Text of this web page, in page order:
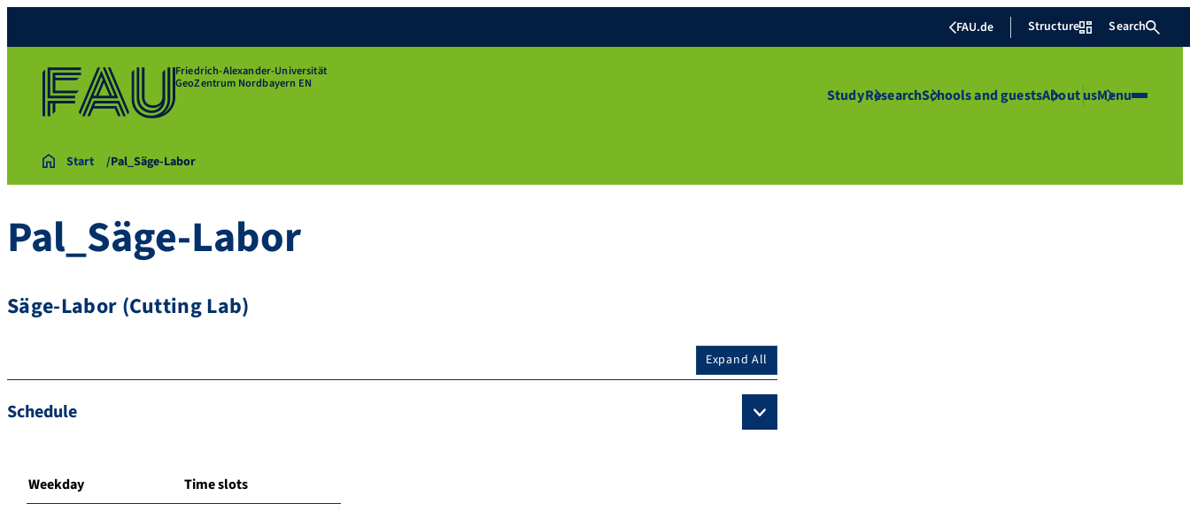
FAU.de Structure Search
Friedrich-Alexander-Universität
GeoZentrum Nordbayern EN
StudyResearchSchools and guestsAbout usMenu
Start Pal_Säge-Labor
Pal_Säge-Labor
Säge-Labor (Cutting Lab)
Expand All
Schedule
Weekday Time slots